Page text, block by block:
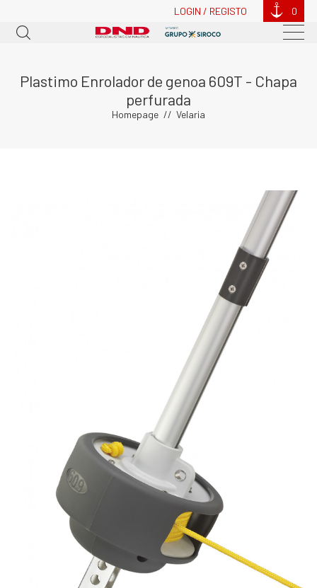
LOGIN / REGISTO 0
Plastimo Enrolador de genoa 609T - Chapa
perfurada
Homepage Velaria